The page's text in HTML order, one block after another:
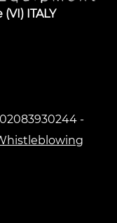
ITALY
02083930244 -